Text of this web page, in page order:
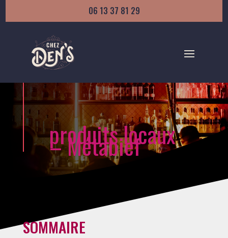
06 13 37 81 29
produits locaux
– Métabief
SOMMAIRE